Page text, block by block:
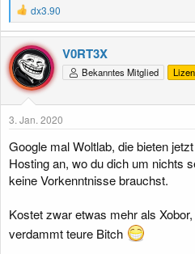
R
e
a
k
t
i
o
n
n
dx3.90
V0RT3X
Bekanntes Mitglied
3. Jan. 2020
Google mal Woltlab, die bieten
Hosting an, wo du dich um nichts
keine Vorkenntnisse brauchst.
Kostet zwar etwas mehr als
verdammt teure Bitch